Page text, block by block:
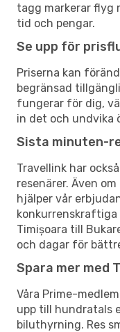
tagg markerar flyg
tid och pengar.
Se upp för
Priserna kan
begränsad
fungerar för dig,
in det och undvika
Sista minuten-
Travellink har
resenärer. Även
hjälper vår
Timișoara till
och dagar för
Spara mer med
Våra Prime-
upp till hundratals
biluthyrning. Res